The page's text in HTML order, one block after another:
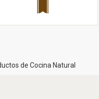
de Cocina Natural